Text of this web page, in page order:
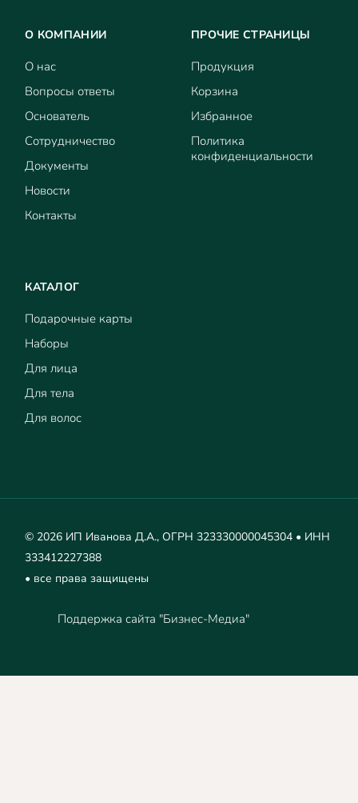
О КОМПАНИИ
О нас
Вопросы ответы
Основатель
Сотрудничество
Документы
Новости
Контакты
ПРОЧИЕ СТРАНИЦЫ
Продукция
Корзина
Избранное
Политика
конфиденциальности
КАТАЛОГ
Подарочные карты
Наборы
Для лица
Для тела
Для волос
© 2026 ИП Иванова Д.А., ОГРН 323330000045304 • ИНН
333412227388
• все права защищены
Поддержка сайта "Бизнес-Медиа"